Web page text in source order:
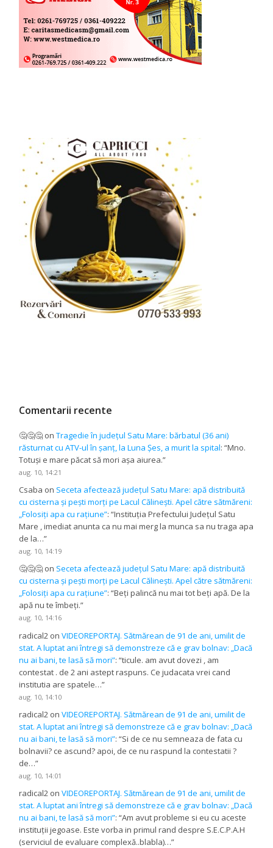
Comentarii recente
🤔🤔🤔 onTragedie în județul Satu Mare: bărbatul (36 ani)
răsturnat cu ATV-ul în șanț, la Luna Șes, a murit la spital: “Mno.
Totuși e mare păcat să mori așa aiurea.”
aug. 10, 14:21
Csaba on Seceta afectează județul Satu Mare: apă distribuită
cu cisterna și pești morți pe Lacul Călinești. Apel către sătmăreni:
„Folosiți apa cu rațiune”: “Instituția Prefectului Județul Satu
Mare , imediat anunta ca nu mai merg la munca sa nu traga apa
de la…”
aug. 10, 14:19
🤔🤔🤔 on Seceta afectează județul Satu Mare: apă distribuită
cu cisterna și pești morți pe Lacul Călinești. Apel către sătmăreni:
„Folosiți apa cu rațiune”: “Beți palincă nu mai tot beți apă. De la
apă nu te îmbeți.”
aug. 10, 14:16
radical2 onVIDEOREPORTAJ. Sătmărean de 91 de ani, umilit de
stat. A luptat ani întregi să demonstreze că e grav bolnav: „Dacă
nu ai bani, te lasă să mori”: “ticule. am avut dovezi , am
contestat . de 2 ani astept raspuns. Ce judacata vrei cand
institutia are spatele…”
aug. 10, 14:10
radical2 onVIDEOREPORTAJ. Sătmărean de 91 de ani, umilit de
stat. A luptat ani întregi să demonstreze că e grav bolnav: „Dacă
nu ai bani, te lasă să mori”: “Si de ce nu semneaza de fata cu
bolnavii? ce ascund? apoi, de ce nu raspund la contestatii ?
de…”
aug. 10, 14:01
radical2 onVIDEOREPORTAJ. Sătmărean de 91 de ani, umilit de
stat. A luptat ani întregi să demonstreze că e grav bolnav: „Dacă
nu ai bani, te lasă să mori”: “Am avut probleme si eu cu aceste
instituții jegoase. Este vorba in primul rand despre S.E.C.P.A.H
(serviciul de evaluare complexă..blabla)…”